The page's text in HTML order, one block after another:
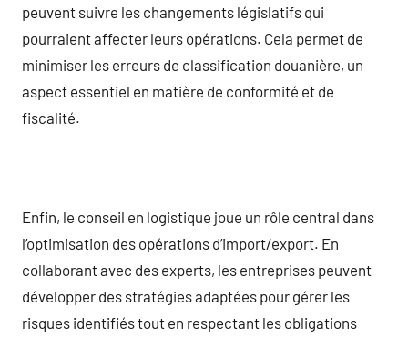
peuvent suivre les changements législatifs qui
pourraient affecter leurs opérations. Cela permet de
minimiser les erreurs de classification douanière, un
aspect essentiel en matière de conformité et de
fiscalité.
Enfin, le conseil en logistique joue un rôle central dans
l’optimisation des opérations d’import/export. En
collaborant avec des experts, les entreprises peuvent
développer des stratégies adaptées pour gérer les
risques identifiés tout en respectant les obligations